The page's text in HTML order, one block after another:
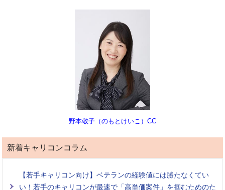
野本敬子（のもとけいこ）CC
新着キャリコンコラム
【若手キャリコン向け】ベテランの経験値には勝たなくてい
い！若手のキャリコンが最速で「高単価案件」を掴むためのた